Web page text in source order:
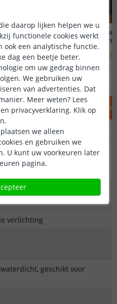
)
17,95
Solar
Warm
OP VOORRAAD
IN
verlichting
geschikt voor
daarop lijken helpen we u
functionele cookies werkt
ook een analytische functie.
dag een beetje beter.
om uw gedrag binnen
We gebruiken uw
van advertenties. Dat
Meer weten? Lees
privacyverklaring. Klik op
we alleen
en gebruiken we
U kunt uw voorkeuren later
pagina.